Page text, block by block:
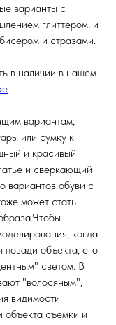
варианты с
глиттером, и
и стразами.
в наличии в нашем
.
вариантам,
или сумку к
и красивый
и сверкающий
вариантов обуви с
может стать
когда
объекта, его
светом. В
"волосяным",
видимости
объекта съемки и